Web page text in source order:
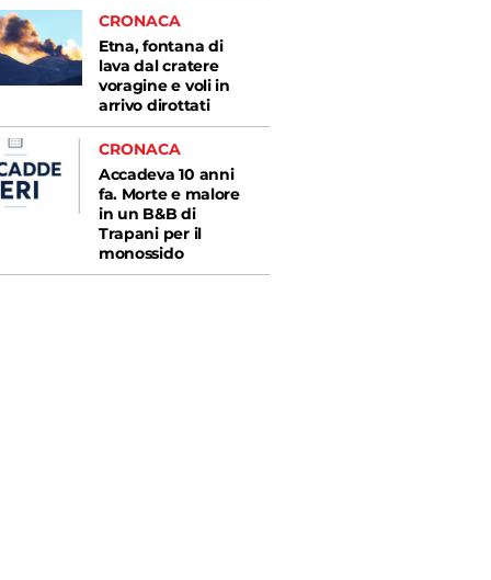
CRONACA
Etna, fontana di
lava dal cratere
voragine e voli in
arrivo dirottati
CRONACA
Accadeva 10 anni
fa. Morte e malore
in un B&B di
Trapani per il
monossido